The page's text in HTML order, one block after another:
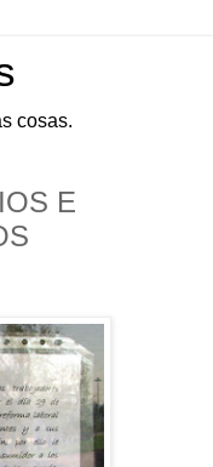
cosas.
E